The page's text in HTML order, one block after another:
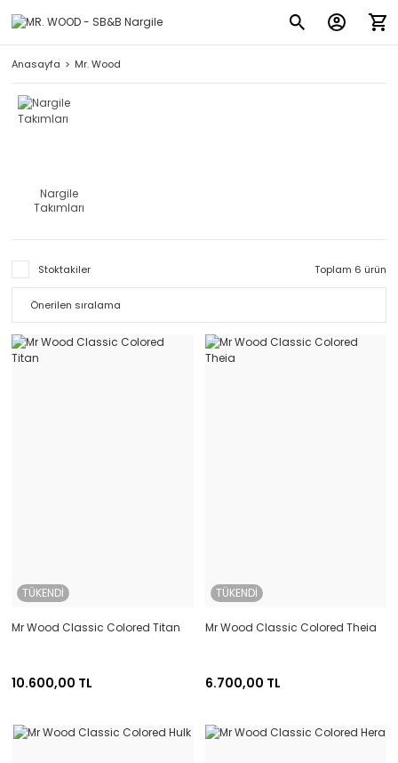
Anasayfa Mr. Wood
Nargile
Takımları
Stoktakiler Toplam 6 ürün
TÜKENDİ
Mr Wood Classic Colored Titan
10.600,00 TL
TÜKENDİ
Mr Wood Classic Colored Theia
6.700,00 TL